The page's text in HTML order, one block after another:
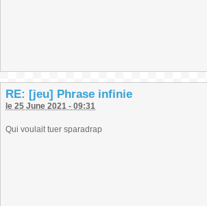
RE: [jeu] Phrase infinie
le 25 June 2021 - 09:31
Qui voulait tuer sparadrap